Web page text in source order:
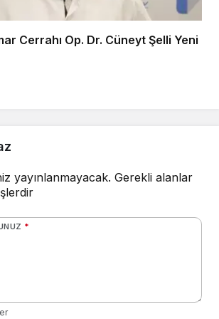
Cerrahı Op. Dr. Cüneyt Şelli Yeni
yayınlanmayacak. Gerekli alanlar
*